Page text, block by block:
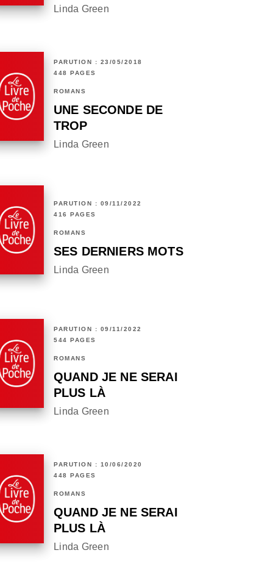
Linda Green
PARUTION : 23/05/2018
448 PAGES
ROMANS
UNE SECONDE DE
TROP
Linda Green
PARUTION : 09/11/2022
416 PAGES
ROMANS
SES DERNIERS MOTS
Linda Green
PARUTION : 09/11/2022
544 PAGES
ROMANS
QUAND JE NE SERAI
PLUS LÀ
Linda Green
PARUTION : 10/06/2020
448 PAGES
ROMANS
QUAND JE NE SERAI
PLUS LÀ
Linda Green